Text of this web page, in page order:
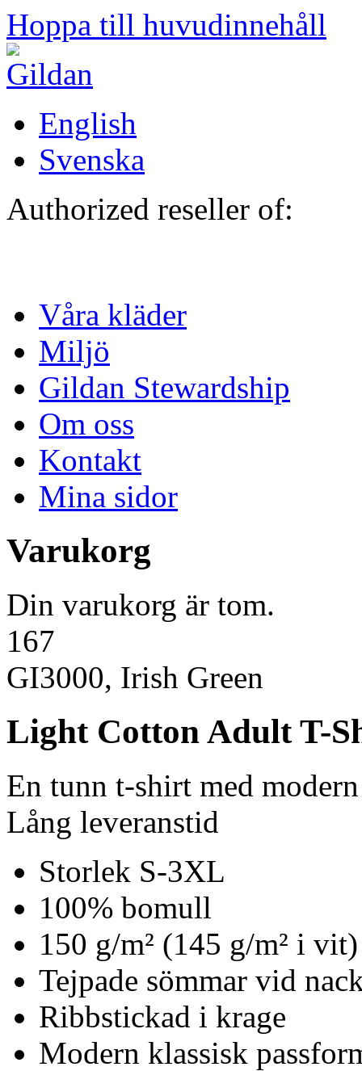
Hoppa till huvudinnehåll
English
Svenska
Authorized reseller of:
Våra kläder
Miljö
Gildan Stewardship
Om oss
Kontakt
Mina sidor
Varukorg
Din varukorg är tom.
167
GI3000, Irish Green
Light Cotton Adult T-
En tunn t-shirt med
Lång leveranstid
Storlek S-3XL
100% bomull
150 g/m² (145 g/m² i vit)
Tejpade sömmar vid
Ribbstickad i krage
Modern klassisk